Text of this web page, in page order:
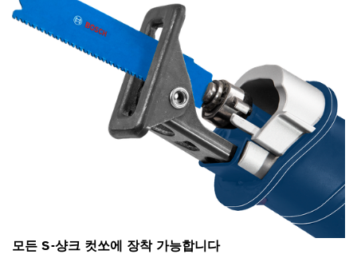
모든 S-샹크 컷쏘에 장착 가능합니다